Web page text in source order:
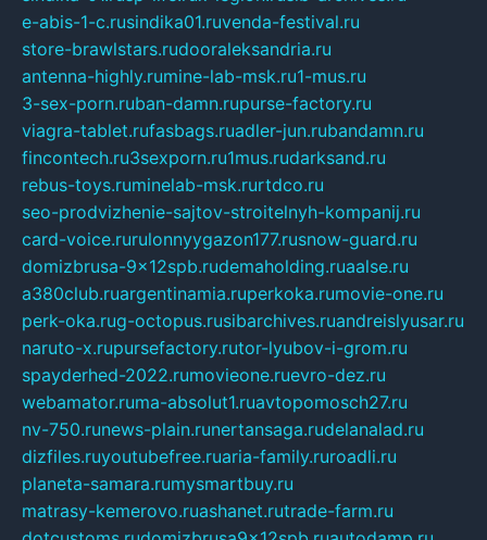
e-abis-1-c.rusindika01.ruvenda-festival.ru
store-brawlstars.rudooraleksandria.ru
antenna-highly.rumine-lab-msk.ru1-mus.ru
3-sex-porn.ruban-damn.rupurse-factory.ru
viagra-tablet.rufasbags.ruadler-jun.rubandamn.ru
fincontech.ru3sexporn.ru1mus.rudarksand.ru
rebus-toys.ruminelab-msk.rurtdco.ru
seo-prodvizhenie-sajtov-stroitelnyh-kompanij.ru
card-voice.rurulonnyygazon177.rusnow-guard.ru
domizbrusa-9x12spb.rudemaholding.ruaalse.ru
a380club.ruargentinamia.ruperkoka.rumovie-one.ru
perk-oka.rug-octopus.rusibarchives.ruandreislyusar.ru
naruto-x.rupursefactory.rutor-lyubov-i-grom.ru
spayderhed-2022.rumovieone.ruevro-dez.ru
webamator.ruma-absolut1.ruavtopomosch27.ru
nv-750.runews-plain.runertansaga.rudelanalad.ru
dizfiles.ruyoutubefree.ruaria-family.ruroadli.ru
planeta-samara.rumysmartbuy.ru
matrasy-kemerovo.ruashanet.rutrade-farm.ru